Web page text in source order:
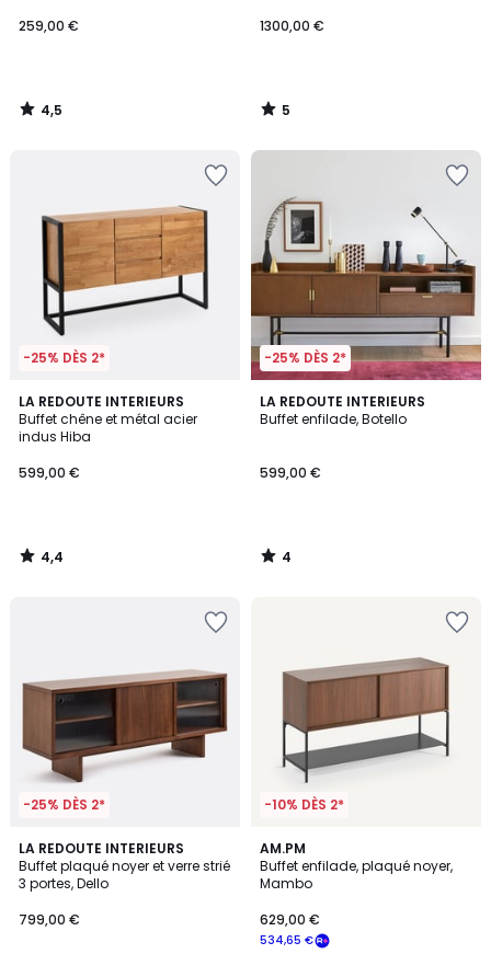
259,00 €
4,5
/
1300,00 €
5
/
-25% DÈS 2*
LA REDOUTE INTERIEURS
Buffet chêne et métal acier
indus Hiba
599,00 €
4,4
/ 5
4,4
/
-25% DÈS 2*
LA REDOUTE INTERIEURS
Buffet enfilade, Botello
599,00 €
4
/
4
/
-25% DÈS 2*
LA REDOUTE INTERIEURS
Buffet plaqué noyer et verre strié
3 portes, Dello
799,00 €
5
/
5
-10% DÈS 2*
AM.PM
Buffet enfilade, plaqué noyer,
Mambo
534,65 €
629,00 €
4,5
/ 5